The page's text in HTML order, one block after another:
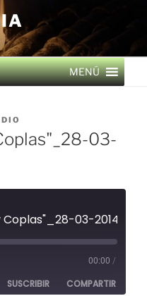
MENÚ
03-
00:00 /
SUSCRIBIR COMPARTIR